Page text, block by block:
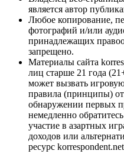
является автор
Любое копирование,
фотографий и/или
принадлежащих
запрещено.
Материалы сайта
лиц старше 21 года
может вызвать
правила (принципы)
обнаружении первых
немедленно
участие в азартных
доходов или
ресурс